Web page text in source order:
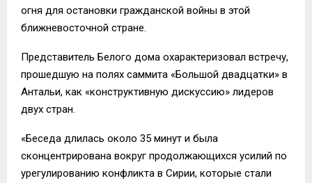
огня для остановки гражданской войны в этой
ближневосточной стране.
Представитель Белого дома охарактеризовал встречу,
прошедшую на полях саммита «Большой двадцатки» в
Антальи, как «конструктивную дискуссию» лидеров
двух стран.
«Беседа длилась около 35 минут и была
сконцентрирована вокруг продолжающихся усилий по
урегулированию конфликта в Сирии, которые стали